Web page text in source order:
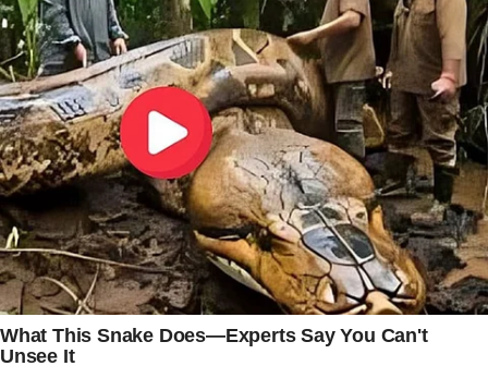
contra agentes públicos ou instituições.
Especialistas costumam destacar que
manifestações políticas fazem parte do debate
democrático, mas também lembram que esse
direito deve respeitar os limites previstos na
legislação. Quando há suspeita de que uma
declaração possa atingir a honra de outra pessoa
por meio da atribuição de fatos considerados
criminosos, os órgãos responsáveis podem
instaurar investigações para verificar se houve